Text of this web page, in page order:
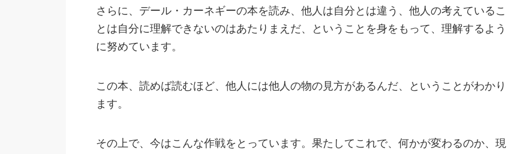
さらに、デール・カーネギーの本を読み、他人は自分とは違う、他人の考えているこ
とは自分に理解できないのはあたりまえだ、ということを身をもって、理解するよう
に努めています。
この本、読めば読むほど、他人には他人の物の見方があるんだ、ということがわかり
ます。
その上で、今はこんな作戦をとっています。果たしてこれで、何かが変わるのか、現